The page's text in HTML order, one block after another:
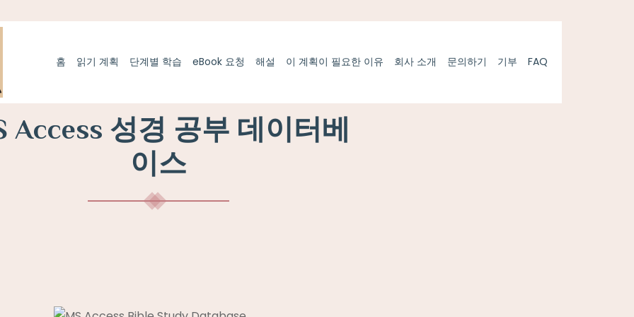
홈 읽기 계획 단계별 학습 eBook 요청 해설 이 계획이 필요한 이유 회사 소개 문의하기 기부 FAQ
Access 성경 공부 데이터베
이스